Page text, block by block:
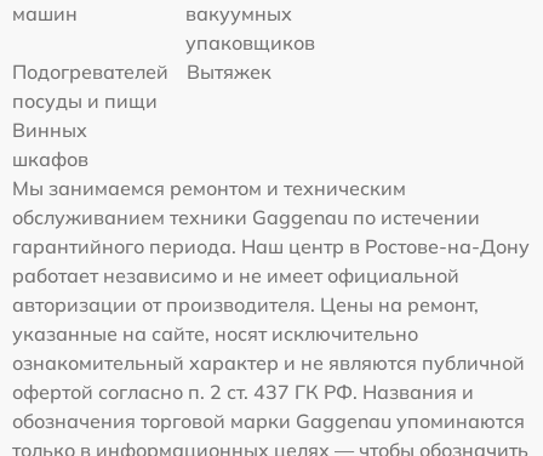
машин
вакуумных
упаковщиков
Подогревателей
посуды и пищи
Вытяжек
Винных
шкафов
Мы занимаемся ремонтом и техническим
обслуживанием техники Gaggenau по истечении
гарантийного периода. Наш центр в Ростове-на-Дону
работает независимо и не имеет официальной
авторизации от производителя. Цены на ремонт,
указанные на сайте, носят исключительно
ознакомительный характер и не являются публичной
офертой согласно п. 2 ст. 437 ГК РФ. Названия и
обозначения торговой марки Gaggenau упоминаются
только в информационных целях — чтобы обозначить